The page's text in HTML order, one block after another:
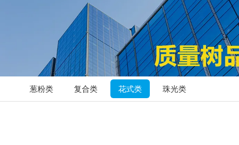
葱粉类 复合类 花式类 珠光类